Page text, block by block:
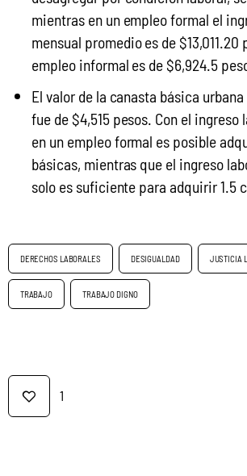
mientras en un empleo formal el
mensual promedio es de $13,011.20
empleo informal es de $6,924.5
El valor de la canasta básica
fue de $4,515 pesos. Con el
en un empleo formal es posible
básicas, mientras que el ingreso
solo es suficiente para adquirir 1.5
DERECHOS LABORALES DESIGUALDAD JUSTICIA
TRABAJO TRABAJO DIGNO
1